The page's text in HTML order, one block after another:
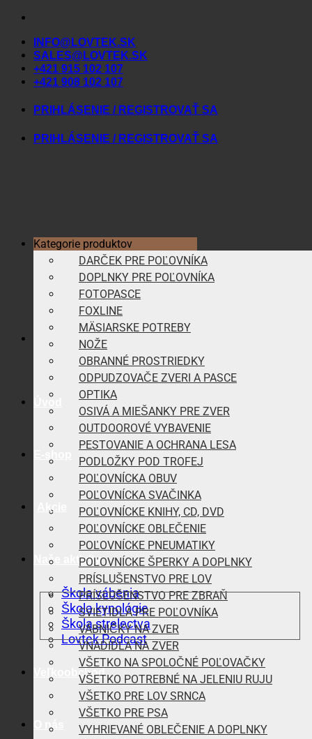
Skip
contentINFO@LOVTEK.SK
SALES@LOVTEK.SK
+421 915 102 107
+421 908 102 107
PRIHLÁSENIE / REGISTROVAŤ SA
PRIHLÁSENIE / REGISTROVAŤ SA
Akcie
Naše aktivity
Škola vábenia
Škola kynológie
Škola strelectva
Lovtek Podcast
Veľkoobchod
O nás
Kategorie produktov
DARČEK PRE POĽOVNÍKA
DOPLNKY PRE POĽOVNÍKA
FOTOPASCE
FOXLINE
MÄSIARSKE POTREBY
NOŽE
OBRANNÉ PROSTRIEDKY
ODPUDZOVAČE ZVERI A PASCE
OPTIKA
OSIVÁ A MIEŠANKY PRE ZVER
OUTDOOROVÉ VYBAVENIE
PESTOVANIE A OCHRANA LESA
PODLOŽKY POD TROFEJ
POĽOVNÍCKA OBUV
POĽOVNÍCKA SVAČINKA
POĽOVNÍCKE KNIHY, CD, DVD
POĽOVNÍCKE OBLEČENIE
POĽOVNÍCKE PNEUMATIKY
POĽOVNÍCKE ŠPERKY A DOPLNKY
PRÍSLUŠENSTVO PRE LOV
PRÍSLUŠENSTVO PRE ZBRAŇ
SVIETIDLÁ PRE POĽOVNÍKA
VÁBNIČKY NA ZVER
VNADIDLÁ NA ZVER
VŠETKO NA SPOLOČNÉ POĽOVAČKY
VŠETKO POTREBNÉ NA JELENIU RUJU
VŠETKO PRE LOV SRNCA
VŠETKO PRE PSA
VYHRIEVANÉ OBLEČENIE A DOPLNKY